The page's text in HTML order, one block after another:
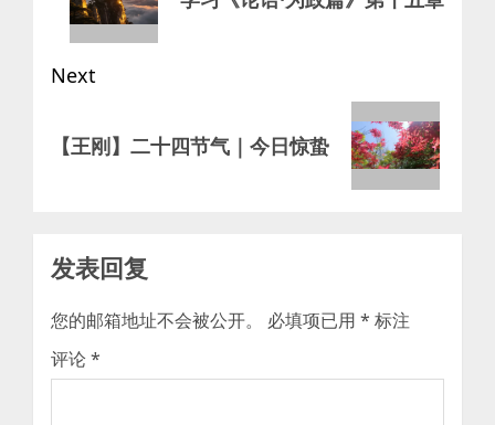
Next
post:
【王刚】二十四节气｜今日惊蛰
发表回复
您的邮箱地址不会被公开。 必填项已用 * 标注
评论*